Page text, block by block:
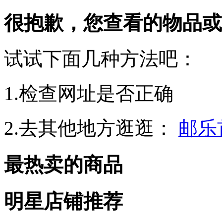
很抱歉，您查看的物品
试试下面几种方法吧：
1.检查网址是否正确
2.去其他地方逛逛：
邮
最热卖的商品
明星店铺推荐